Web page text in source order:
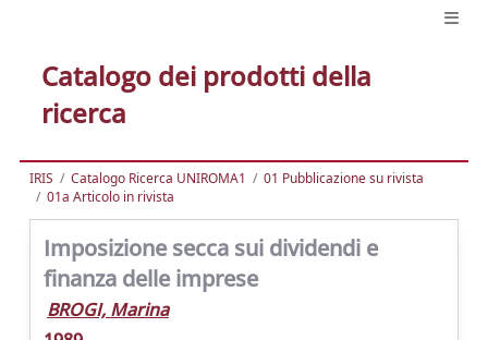
Catalogo dei prodotti della
ricerca
IRIS Catalogo Ricerca UNIROMA1
01 Pubblicazione su rivista
01a Articolo in rivista
Imposizione secca sui dividendi e
finanza delle imprese
BROGI, Marina